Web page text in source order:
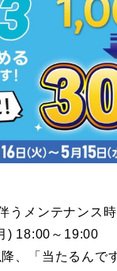
うメンテナンス
) 18:00～19:00
、「当たるんで